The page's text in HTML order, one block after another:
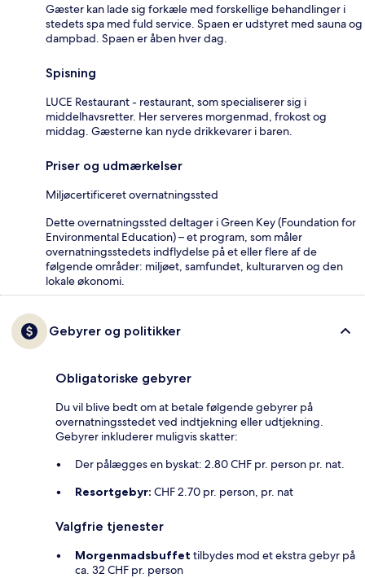
Gæster kan lade sig forkæle med forskellige behandlinger i
stedets spa med fuld service. Spaen er udstyret med sauna og
dampbad. Spaen er åben hver dag.
Spisning
LUCE Restaurant - restaurant, som specialiserer sig i
middelhavsretter. Her serveres morgenmad, frokost og
middag. Gæsterne kan nyde drikkevarer i baren.
Priser og udmærkelser
Miljøcertificeret overnatningssted
Dette overnatningssted deltager i Green Key (Foundation for
Environmental Education) – et program, som måler
overnatningsstedets indflydelse på et eller flere af de
følgende områder: miljøet, samfundet, kulturarven og den
lokale økonomi.
Gebyrer og politikker
Obligatoriske gebyrer
Du vil blive bedt om at betale følgende gebyrer på
overnatningsstedet ved indtjekning eller udtjekning.
Gebyrer inkluderer muligvis skatter:
Der pålægges en byskat: 2.80 CHF pr. person pr. nat.
Resortgebyr: CHF 2.70 pr. person, pr. nat
Valgfrie tjenester
Morgenmadsbuffet tilbydes mod et ekstra gebyr på
ca. 32 CHF pr. person